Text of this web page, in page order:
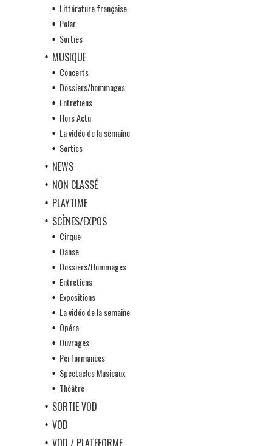
Littérature française
Polar
Sorties
MUSIQUE
Concerts
Dossiers/hommages
Entretiens
Hors Actu
La vidéo de la semaine
Sorties
NEWS
NON CLASSÉ
PLAYTIME
SCÈNES/EXPOS
Cirque
Danse
Dossiers/Hommages
Entretiens
Expositions
La vidéo de la semaine
Opéra
Ouvrages
Performances
Spectacles Musicaux
Théâtre
SORTIE VOD
VOD
VOD / PLATEFORME